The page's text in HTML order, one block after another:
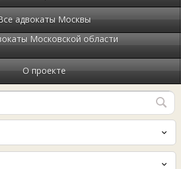
адвокаты Москвы
Московской области
О проекте